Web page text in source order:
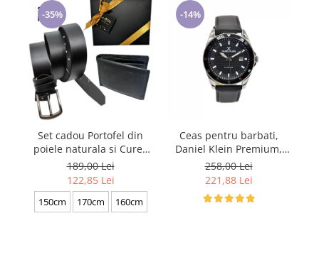
Cadouri pentru Doctori
Cadouri pentru Sfânta Maria
Martisoare
-35%
Set cadou Portofel din
poiele naturala si Curea
de barbati neagra, serie
mare battal, A702-
4.N_1379
189,00 Lei
122,85 Lei
150cm 170cm 160cm
-14%
Ceas pentru barbati,
Daniel Klein Premium,
DK.1.13709.2
258,00 Lei
221,88 Lei